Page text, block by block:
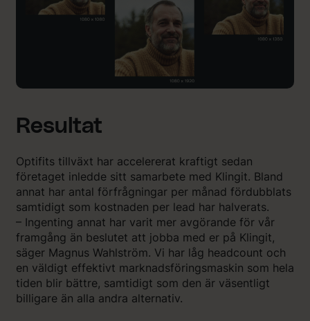
Resultat
Optifits tillväxt har accelererat kraftigt sedan
företaget inledde sitt samarbete med Klingit. Bland
annat har antal förfrågningar per månad fördubblats
samtidigt som kostnaden per lead har halverats.
– Ingenting annat har varit mer avgörande för vår
framgång än beslutet att jobba med er på Klingit,
säger Magnus Wahlström. Vi har låg headcount och
en väldigt effektivt marknadsföringsmaskin som hela
tiden blir bättre, samtidigt som den är väsentligt
billigare än alla andra alternativ.